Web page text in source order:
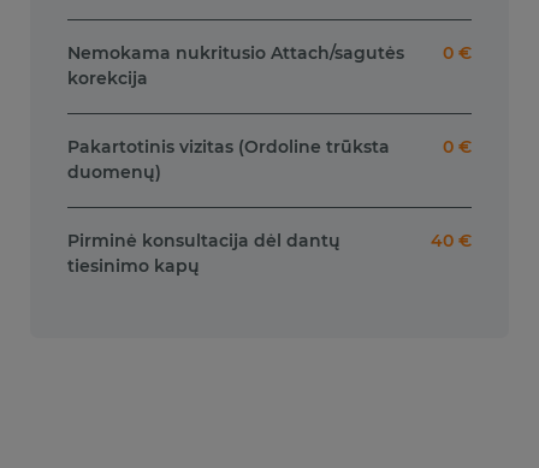
Nemokama nukritusio Attach/sagutės
korekcija
0 €
Pakartotinis vizitas (Ordoline trūksta
duomenų)
0 €
Pirminė konsultacija dėl dantų
tiesinimo kapų
40 €